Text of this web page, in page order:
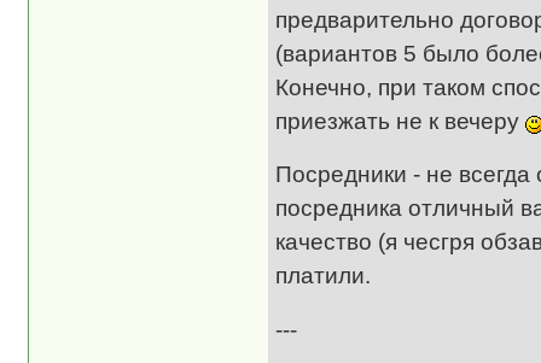
предварительно
(вариантов 5 было
Конечно, при таком
приезжать не к вечеру
Посредники - не
посредника отличный
качество (я чесгря
платили.
---